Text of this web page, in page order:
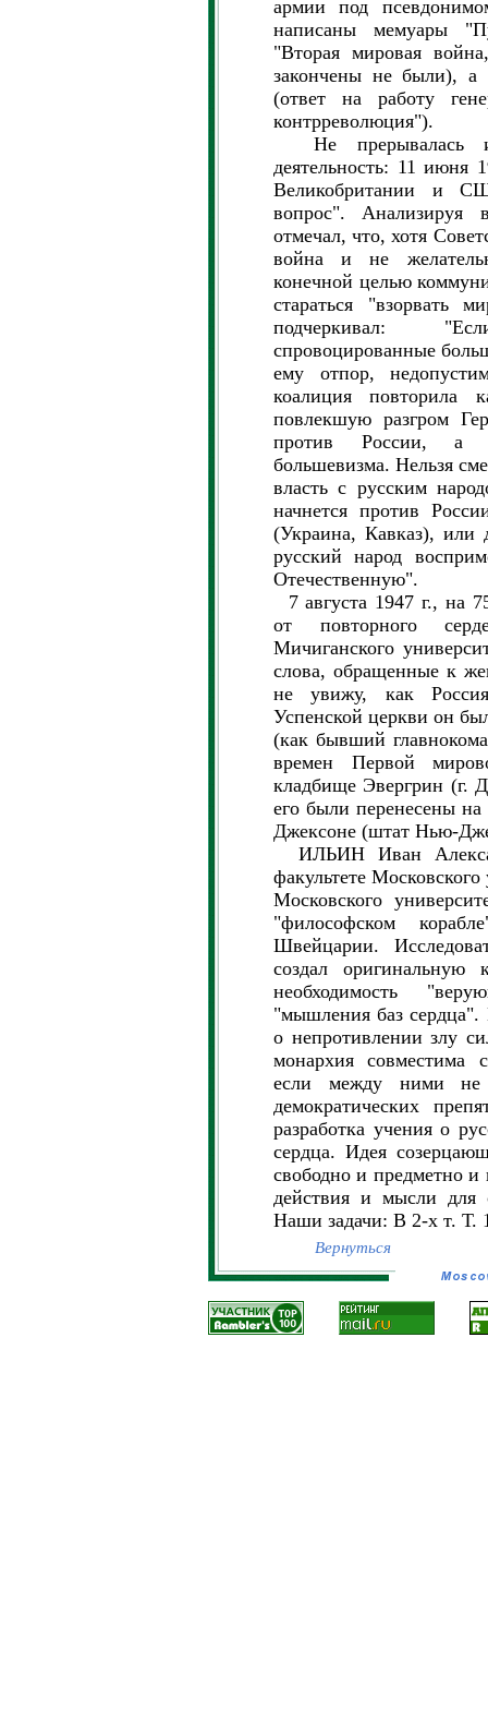
армии под
написаны мемуары
"Вторая мировая
закончены не были), а
(ответ на работу
контрреволюция").
Не прерывалась и
деятельность: 11 июня
Великобритании и
вопрос". Анализируя
отмечал, что, хотя
война и не
конечной целью
стараться "взорвать
подчеркивал:
спровоцированные
ему отпор,
коалиция повторила
повлекшую разгром
против России, а
большевизма. Нельзя
власть с русским
начнется против
(Украина, Кавказ), или
русский народ
Отечественную".
7 августа 1947 г., на
от повторного
Мичиганского
слова, обращенные к
не увижу, как
Успенской церкви он
(как бывший
времен Первой
кладбище Эвергрин (г.
его были перенесены
Джексоне (штат Нью-
ИЛЬИН Иван
факультете
Московского
"философском
Швейцарии.
создал оригинальную
необходимость
"мышления баз сердца".
о непротивлении злу
монархия совместима
если между ними не
демократических
разработка учения о
сердца. Идея
свободно и предметно и
действия и мысли
Наши задачи: В 2-х т.
Вернуться